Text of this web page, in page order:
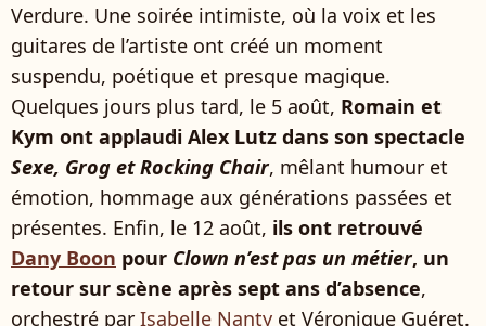
Verdure. Une soirée intimiste, où la voix et les
guitares de l’artiste ont créé un moment
suspendu, poétique et presque magique.
Quelques jours plus tard, le 5 août, Romain et
Kym ont applaudi Alex Lutz dans son spectacle
Sexe, Grog et Rocking Chair, mêlant humour et
émotion, hommage aux générations passées et
présentes. Enfin, le 12 août, ils ont retrouvé
Dany Boon pour Clown n’est pas un métier, un
retour sur scène après sept ans d’absence,
orchestré par Isabelle Nanty et Véronique Guéret.